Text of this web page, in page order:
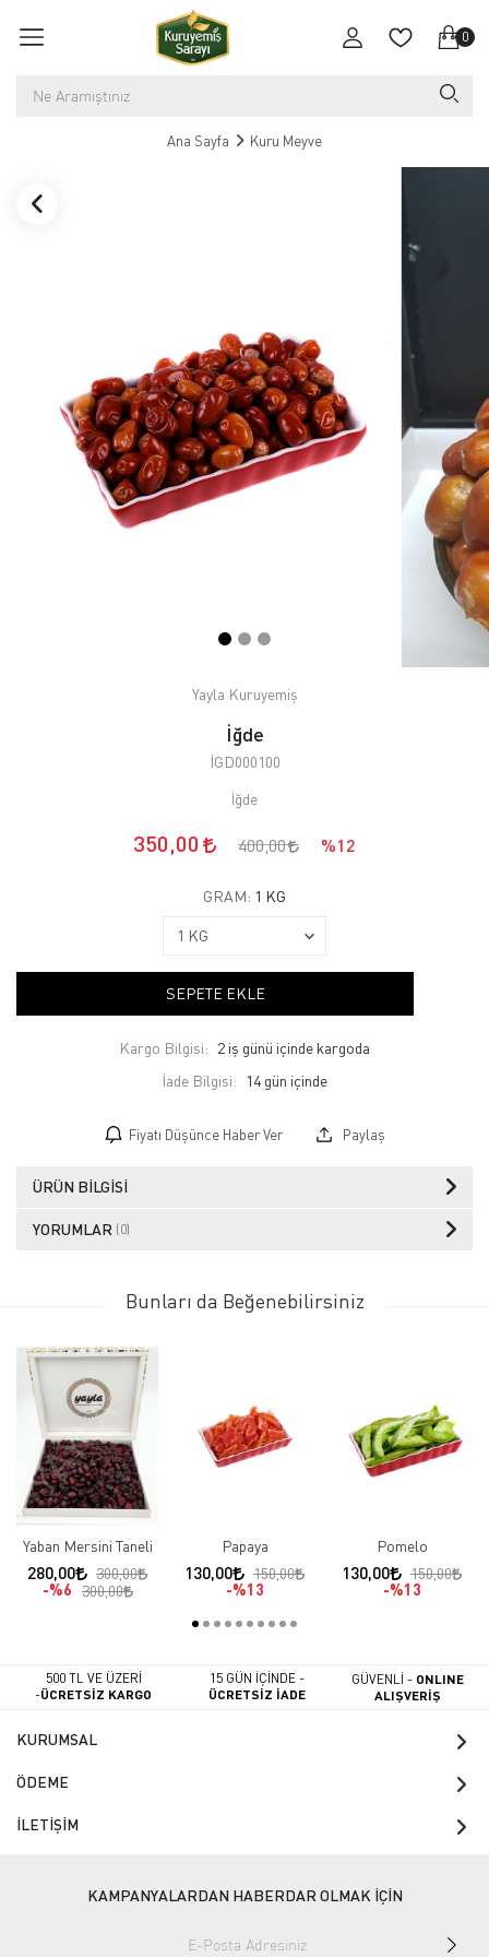
0
Ana Sayfa Kuru Meyve
Yayla Kuruyemiş
İğde
İGD000100
İğde
350,00 400,00 %12
GRAM: 1 KG
SEPETE EKLE
Kargo Bilgisi: 2 iş günü içinde kargoda
İade Bilgisi:
Fiyatı Düşünce Haber Ver Paylaş
ÜRÜN BILGISI
YORUMLAR (0)
Bunları da Beğenebilirsiniz
Yaban Mersini Taneli
280,00
300,00
%6 300,00
Papaya
130,00
150,00
%13
Pomelo
130,00
150,00
%13
500 TL VE ÜZERİ
-ÜCRETSİZ KARGO
15 GÜN İÇİNDE -
ÜCRETSİZ İADE
GÜVENLİ - ONLINE
ALIŞVERİŞ
KURUMSAL
ÖDEME
İLETİŞİM
KAMPANYALARDAN HABERDAR OLMAK İÇİN